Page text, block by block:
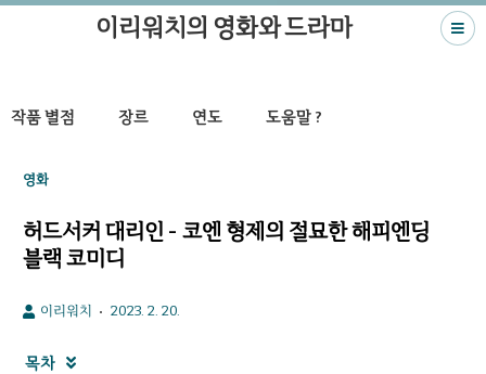
이리워치의 영화와 드라마
작품 별점 장르 연도 도움말 ?
영화
허드서커 대리인 - 코엔 형제의 절묘한 해피엔딩
블랙 코미디
이리워치 2023. 2. 20.
목차 